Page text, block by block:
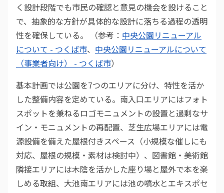
く設計段階でも市民の確認と意見の機会を設けること
で、抽象的な方針が具体的な設計に落ちる過程の透明
性を確保している。 （参考： 中央公園リニューアル
について - つくば市、 中央公園リニューアルについて
（事業者向け） - つくば市）
基本計画では公園を7つのエリアに分け、特性を活か
した整備内容を定めている。南入口エリアにはフォト
スポットを兼ねるロゴモニュメントの設置と過剰なサ
イン・モニュメントの再配置、芝生広場エリアには電
源設備を備えた屋根付きスペース（小規模な催しにも
対応、屋根の規模・素材は検討中）、図書館・美術館
隣接エリアには木陰を活かした座り場と屋外で本を楽
しめる取組、大池南エリアには池の噴水とエキスポセ